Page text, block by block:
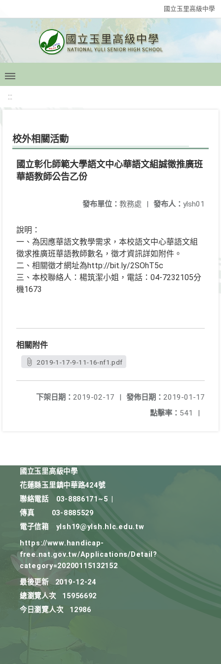
國立玉里高級中學
:::
校外相關活動
國立彰化師範大學語文中心華語文組誠徵推廣班
華語教師公告乙份
發布人： ylsh01
發布單位： 教務處 |
說明：
一、為因應華語文教學需求，本校語文中心華語文組
徵求推廣班華語教師數名，徵才資訊詳如附件。
二、相關徵才網址為http://bit.ly/2SOhT5c
三、本校聯絡人：楊筑潔小姐，電話：04-7232105分
機1673
相關附件
2019-1-17-9-11-16-nf1.pdf
發佈日期： 2019-01-17
下架日期： 2019-02-17
|
點擊率： 541 |
國立玉里高級中學
花蓮縣玉里鎮中華路424號
聯絡電話
03-8886171~5
傳真
03-8885529
電子信箱
ylsh19@ylsh.hlc.edu.tw
https://www.handicap-
free.nat.gov.tw/Applications/Detail?
category=20200115132152
最後更新
2019-12-24
總瀏覽人次
15956692
今日瀏覽人次
12986